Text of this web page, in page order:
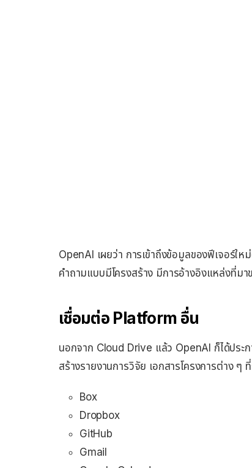
OpenAI เผยว่า การเข้าถึงข้อมูลของฟีเจอร์ให
คำถามแบบมีโครงสร้าง มีการอ้างอิงแหล่งที่มา
เชื่อมต่อ Platform อื่น
นอกจาก Cloud Drive แล้ว OpenAI ก็ได้ประ
สร้างรายงานการวิจัย เอกสารโครงการต่าง
Box
Dropbox
GitHub
Gmail